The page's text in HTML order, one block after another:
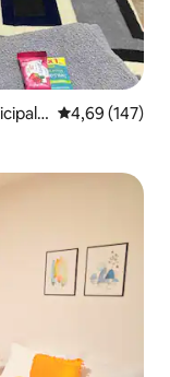
4,69 de uma
4,69 (147)